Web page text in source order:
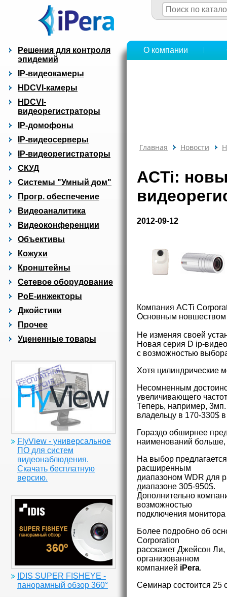
Решения для контроля
эпидемий
IP-видеокамеры
HDCVI-камеры
HDCVI-
видеорегистраторы
IP-домофоны
IP-видеосерверы
IP-видеорегистраторы
СКУД
Системы "Умный дом"
Прогр. обеспечение
Видеоаналитика
Видеоконференции
Объективы
Кожухи
Кронштейны
Сетевое оборудование
PoE-инжекторы
Джойстики
Прочее
Уцененные товары
FlyView - универсальное
ПО для систем
видеонаблюдения.
Скачать бесплатную
версию.
IDIS SUPER FISHEYE -
панорамный обзор 360°
О компании
Главная Новости
ACTi:
2012-09-12
Компания ACTi
Основным новшеством
Не изменяя своей
Новая серия D ip-
с возможностью
Хотя цилиндрические
Несомненным
увеличивающего
Теперь, например, 3мп.
владельцу в 170-330$
Гораздо обширнее
наименований больше,
На выбор
расширенным
диапазоном WDR для
диапазоне 305-950$.
Дополнительно
возможностью
подключения монитора
Более подробно об
Corporation
расскажет Джейсон
организованном
компанией iPera.
Семинар состоится 25